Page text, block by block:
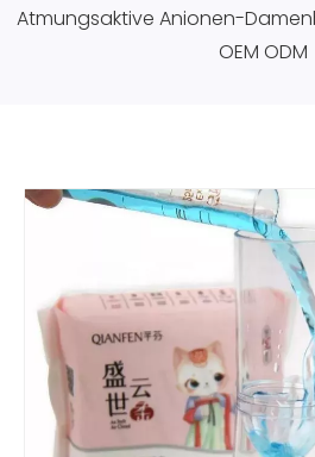
Atmungsaktive Anionen-
OEM ODM